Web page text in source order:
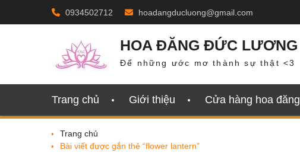
0934502712 hoadangducluong@gmail.com
HOA ĐĂNG ĐỨC LƯƠNG
Để những ước mơ thành sự thật <3
Trang chủ Giới thiệu Cửa hàng hoa đăng
Trang chủ
Bài viết được gắn thẻ “flower lantern”